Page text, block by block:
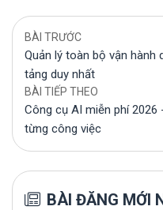
BÀI TRƯỚC
Quản lý toàn bộ vận hành
tảng duy nhất
BÀI TIẾP THEO
Công cụ AI miễn phí
từng công việc
BÀI ĐĂNG MỚI